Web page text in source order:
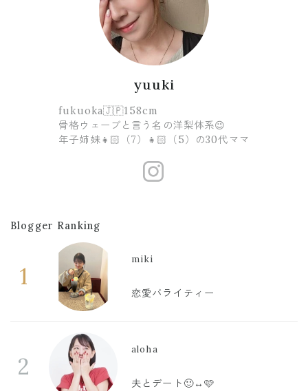
yuuki
fukuoka🇯🇵158cm
骨格ウェーブと言う名の洋梨体系😉
年子姉妹👧🏻（7）👧🏻（5）の30代ママ
Blogger Ranking
1
miki
恋愛バライティー
2
aloha
夫とデート🙂‍↔️🩷